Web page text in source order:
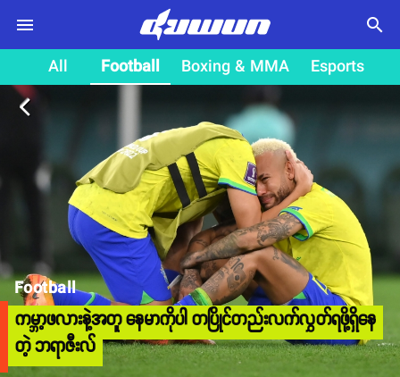
search
All Football Boxing & MMA Esports
arrow_back_ios
Football
ကမ္ဘာ့ဖလားနဲ့အတူ နေမာကိုပါ တပြိုင်တည်းလက်လွှတ်ရဖို့ရှိနေ
တဲ့ ဘရာဇီးလ်